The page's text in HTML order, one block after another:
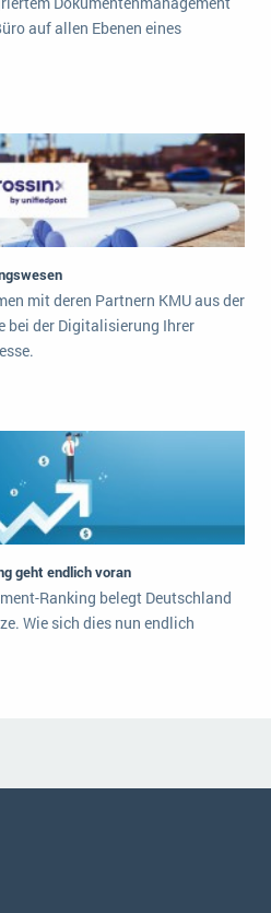
auf allen Ebenen eines
mit deren Partnern KMU aus der
bei der Digitalisierung Ihrer
geht endlich voran
Ranking belegt Deutschland
Wie sich dies nun endlich